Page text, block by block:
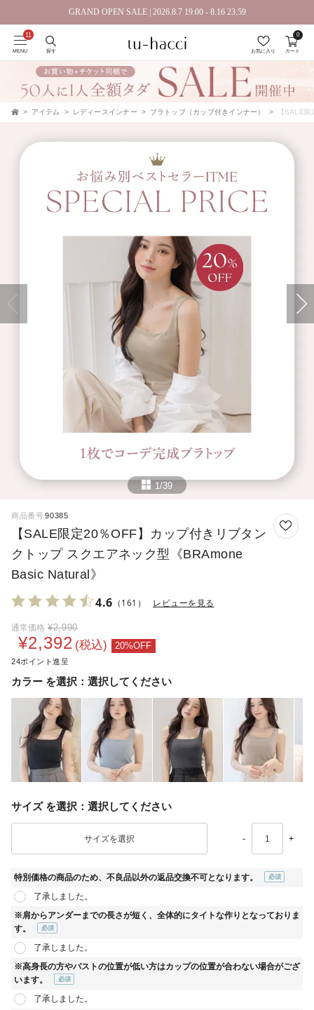
GRAND OPEN SALE | 2026.8.7 19:00 - 8.16 23:59
会員登録で今すぐ使えるポイントプレゼント！
MENU 探す お気に入り カート
0
アイテム レディースインナー ブラトップ（カップ付きインナー） 【SALE限
1/39
商品番号 90385
【SALE限定20％OFF】カップ付きリブタン
クトップ スクエアネック型《BRAmone
Basic Natural》
4.6 （161） レビューを見る
通常価格 ¥2,990
¥2,392 税込
24
カラー 選択してください
サイズ 選択してください
- +
特別価格の商品のため、不良品以外の返品交換不可となります。
了承しました。
※肩からアンダーまでの長さが短く、全体的にタイトな作りとなっておりま
す。
須)
了承しました。
※高身長の方やバストの位置が低い方はカップの位置が合わない場合がござ
います。
須)
了承しました。